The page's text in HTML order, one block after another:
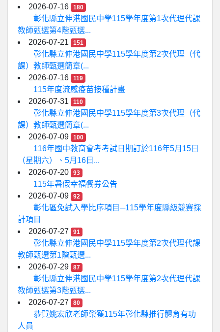
2026-07-16
180
彰化縣立伸港國民中學115學年度第1次代理代課
教師甄選第4階甄選...
2026-07-21
151
彰化縣立伸港國民中學115學年度第2次代理（代
課）教師甄選簡章(...
2026-07-16
119
115年度流感疫苗接種計畫
2026-07-31
110
彰化縣立伸港國民中學115學年度第3次代理（代
課）教師甄選簡章(...
2026-07-09
100
116年國中教育會考考試日期訂於116年5月15日
（星期六）、5月16日...
2026-07-20
93
115年暑假幸福餐券公告
2026-07-09
92
彰化區免試入學比序項目─115學年度縣級競賽採
計項目
2026-07-27
91
彰化縣立伸港國民中學115學年度第2次代理代課
教師甄選第1階甄選...
2026-07-29
87
彰化縣立伸港國民中學115學年度第2次代理代課
教師甄選第3階甄選...
2026-07-27
80
恭賀姚宏欣老師榮獲115年彰化縣推行體育有功
人員